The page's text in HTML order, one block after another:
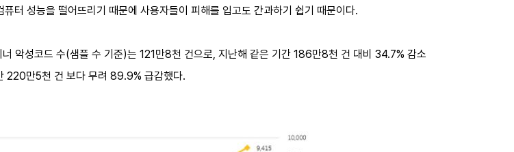
터 성능을 떨어뜨리기 때문에 사용자들이 피해를 입고도 간과하기 쉽기 때문이다.
악성코드 수(샘플 수 기준)는 121만8천 건으로, 지난해 같은 기간 186만8천 건 대비 34.7% 감소
220만5천 건 보다 무려 89.9% 급감했다.